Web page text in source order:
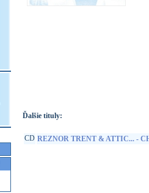
Ďalšie tituly:
CD REZNOR TRENT & ATTIC... -